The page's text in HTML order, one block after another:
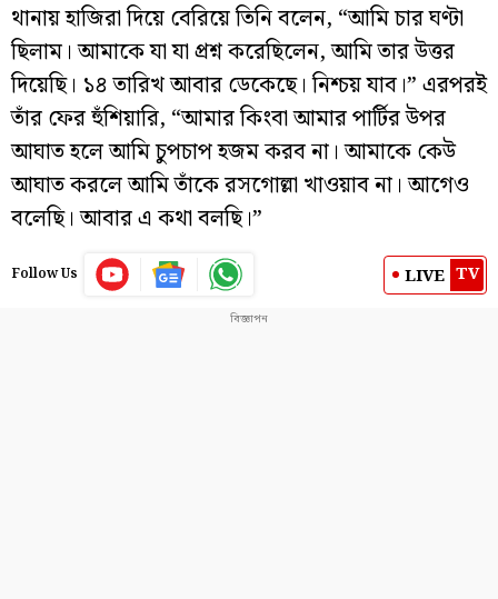
থানায় হাজিরা দিয়ে বেরিয়ে তিনি বলেন, “আমি চার ঘণ্টা
ছিলাম। আমাকে যা যা প্রশ্ন করেছিলেন, আমি তার উত্তর
দিয়েছি। ১৪ তারিখ আবার ডেকেছে। নিশ্চয় যাব।” এরপরই
তাঁর ফের হুঁশিয়ারি, “আমার কিংবা আমার পার্টির উপর
আঘাত হলে আমি চুপচাপ হজম করব না। আমাকে কেউ
আঘাত করলে আমি তাঁকে রসগোল্লা খাওয়াব না। আগেও
বলেছি। আবার এ কথা বলছি।”
Follow Us LIVE TV